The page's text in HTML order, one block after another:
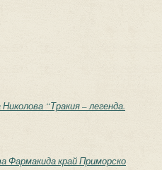
“Тракия – легенда.
край Приморско